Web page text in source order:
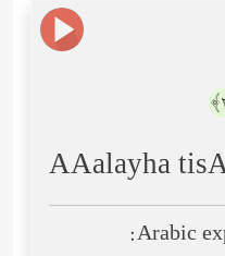
AAalayha
Arabic